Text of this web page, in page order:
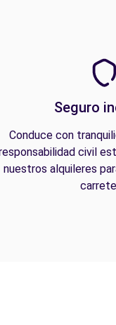
Seguro
Conduce con
civil
nuestros alquileres